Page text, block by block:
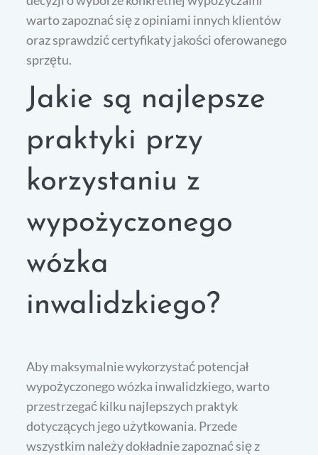
warto zapoznać się z opiniami innych klientów
oraz sprawdzić certyfikaty jakości oferowanego
sprzętu.
Jakie są najlepsze
praktyki przy
korzystaniu z
wypożyczonego
wózka
inwalidzkiego?
Aby maksymalnie wykorzystać potencjał
wypożyczonego wózka inwalidzkiego, warto
przestrzegać kilku najlepszych praktyk
dotyczących jego użytkowania. Przede
wszystkim należy dokładnie zapoznać się z